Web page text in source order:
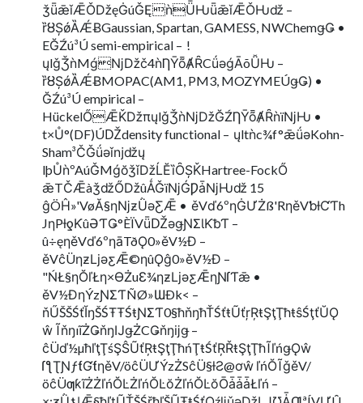
ǯǖǣǐǢǑǅęĠúǦĘǹǕǶǖǣǐǢǑǶǆ –
ȑȣȘǿȀǼɃGaussian, Spartan, GAMESS, NWChemǥǤ •
EĞŹú³Ú semi-empirical – !
ųlǧǮǹMǵǋǅč4ǹȠȲȭȺȒCǘǝǵĀõǙǶ –
ȑȣȘǿȀǼɃMOPAC(AM1, PM3, MOZYMEÚǥǤ) •
ĞŹú³Ú empirical –
HückelŐǢǨǅπųlǧǮǹǋǅĞŹȠȲȭȺȒǹïǋǶ •
t×Ů°(DF)ÚǄdensity functional – ųltǹc¾f°ǣǘǝKohn-
Sham³ČǦǘǝǐǌǆų
lþŮǹºAúǦMǵŏǯǐǅĹĔȉȎȘǨHartree-FockŐ
ǣTČǢàǯǆŐǅûǺǦïǋǴǷǡǋǶǆ 15
ĝÖĤ»'VøĂ§ƞǋƶǛǝƸǢ • ěVď6ºƞĠƯŻß'RƞěVƅƗƇƬh
JƞPƚƍƘûƏƬǤ°ÈÏVǖǄǝǥƝƩƖƘƀƬ –
û÷ęƞěVď6ºƞāTðǪ0»ěV½Đ –
ěVĉÜƞƶǈǝƹǢ©ƞûǪĝ0»ěV½Đ –
"ŃŁ§ƞŎľŁƞ×ƟŻuƐ¾ƞƶǈǝƹǢƞƝſƬǣ •
ěV½ĐƞÝzƝƩƬÑØ»ƜÐk< –
ňŰŠŠŚťĬŋŠŚŦŦŚŧƝƩƬ0§ħňŋħŤŚťŧŨťŗŖŧŞţŢħŧŝŚţťŬǪ
ŵ ĨňŋıĩŻǤňŋĲǥŻCǤňŋĳǥ –
ĉÜď½µħľţŢśŞŜŨťŖŧŞţŢħńŢŧŚťŖŘŧŞţŢħĨľńǥǪŵ
ſƪƮƝƒƭƓƭƞěV/öĉÜƯÝzŻSĉÜ§ƚƧ@ơŵ ľńŎĨǧěV/
öĉÜƣƙĩŻŻľńŎĿŻľńŎĿŏŻľńŎĿŏŌǡǡǡŁľń –